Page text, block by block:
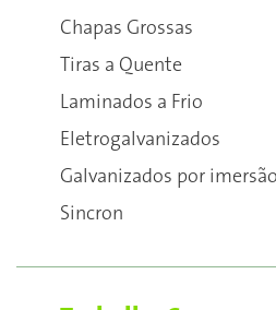
Chapas Grossas
Tiras a Quente
Laminados a Frio
Eletrogalvanizados
Galvanizados por
Sincron